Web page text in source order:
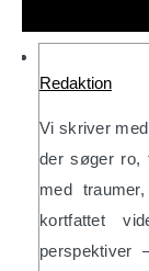
Redaktion
Vi skriver
der søger ro,
med
kortfattet